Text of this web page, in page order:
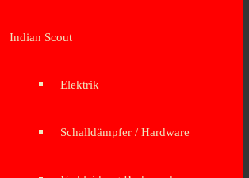
Indian Scout
Elektrik
Schalldämpfer / Hardware